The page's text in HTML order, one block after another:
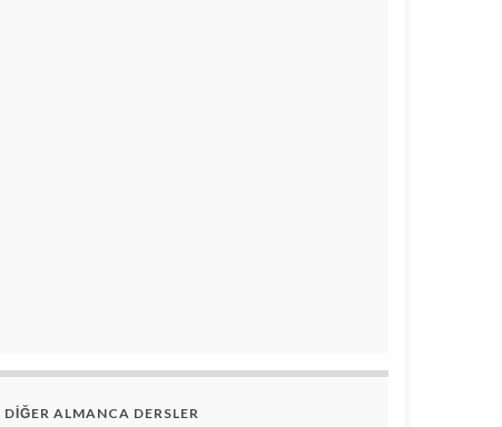
DİĞER ALMANCA DERSLER